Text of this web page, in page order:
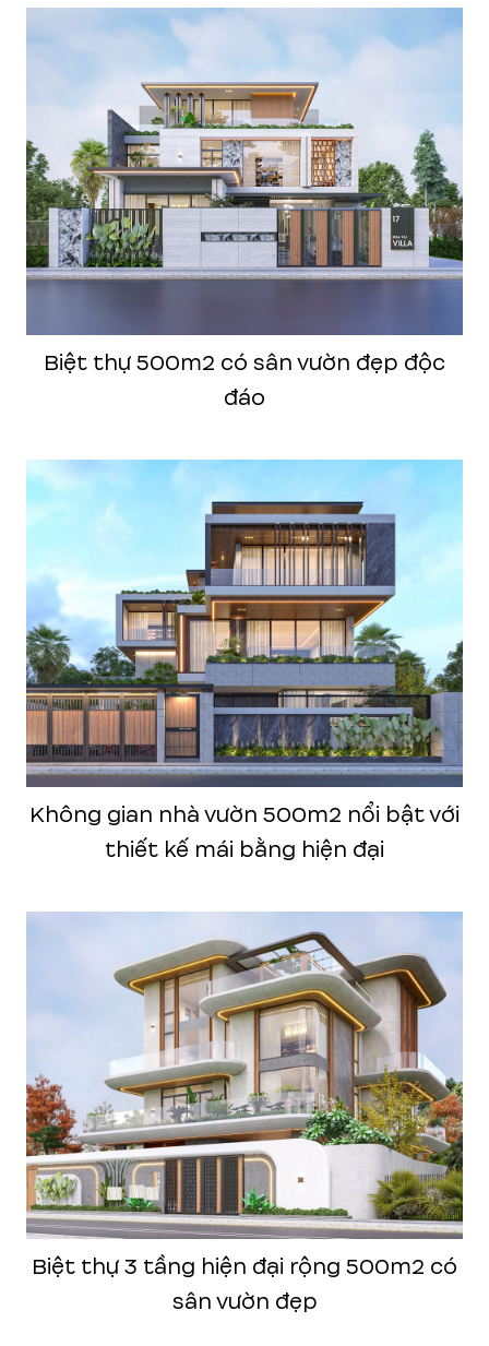
Biệt thự 500m2 có sân vườn đẹp độc
đáo
Không gian nhà vườn 500m2 nổi bật với
thiết kế mái bằng hiện đại
Biệt thự 3 tầng hiện đại rộng 500m2 có
sân vườn đẹp